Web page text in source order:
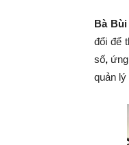
Bà Bùi
đổi để
số,
quản